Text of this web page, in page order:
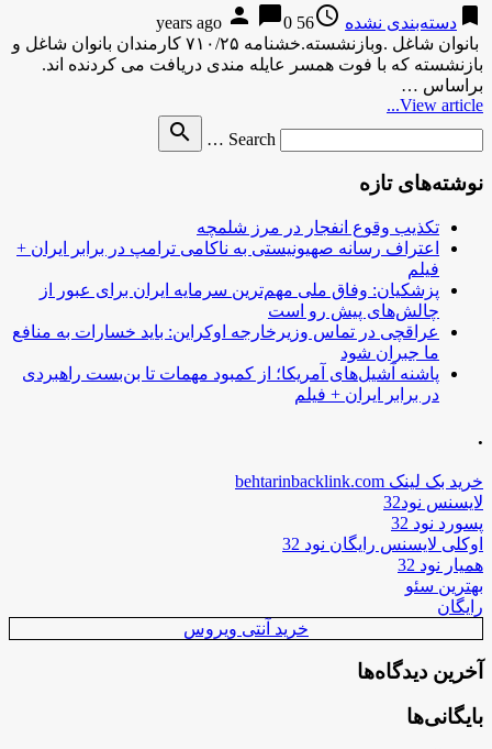
bookmark دسته‌بندی نشده access_time
56 years ago
person chat_bubble0
بانوان شاغل .وبازنشسته.خشنامه ۷۱۰/۲۵ کارمندان بانوان شاغل و
بازنشسته که با فوت همسر عایله مندی دریافت می کردنده اند.
براساس …
View article...
Search …
search
نوشته‌های تازه
تکذیب وقوع انفجار در مرز شلمچه
اعتراف رسانه صهیونیستی به ناکامی ترامپ در برابر ایران +
فیلم
پزشکیان: وفاق ملی مهم‌ترین سرمایه ایران برای عبور از
چالش‌های پیش رو است
عراقچی در تماس وزیرخارجه اوکراین: باید خسارات به منافع
ما جبران شود
پاشنه آشیل‌های آمریکا؛ از کمبود مهمات تا بن‌بست راهبردی
در برابر ایران + فیلم
.
خرید بک لینک behtarinbacklink.com
لایسنس نود32
پسورد نود 32
اوکلی لایسنس رایگان نود 32
همیار نود 32
بهترین سئو
رایگان
خرید آنتی ویروس
آخرین دیدگاه‌ها
بایگانی‌ها